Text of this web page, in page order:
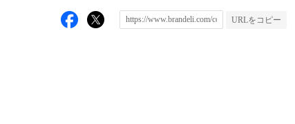
URLをコピー